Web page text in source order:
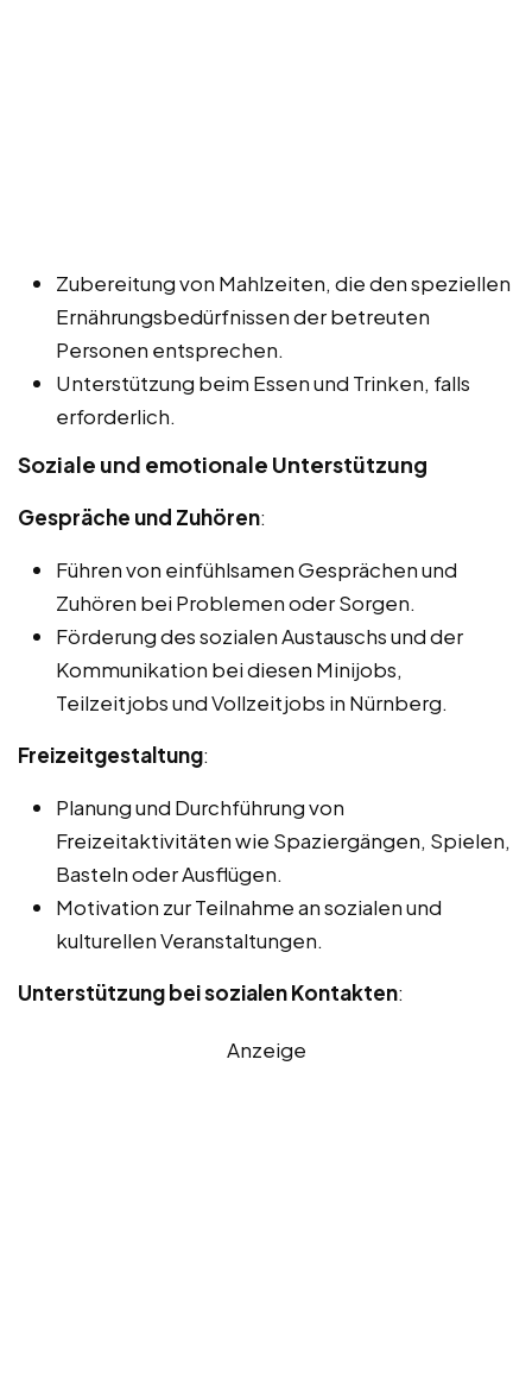
Zubereitung von Mahlzeiten, die den speziellen
Ernährungsbedürfnissen der betreuten
Personen entsprechen.
Unterstützung beim Essen und Trinken, falls
erforderlich.
Soziale und emotionale Unterstützung
Gespräche und Zuhören:
Führen von einfühlsamen Gesprächen und
Zuhören bei Problemen oder Sorgen.
Förderung des sozialen Austauschs und der
Kommunikation bei diesen Minijobs,
Teilzeitjobs und Vollzeitjobs in Nürnberg.
Freizeitgestaltung:
Planung und Durchführung von
Freizeitaktivitäten wie Spaziergängen, Spielen,
Basteln oder Ausflügen.
Motivation zur Teilnahme an sozialen und
kulturellen Veranstaltungen.
Unterstützung bei sozialen Kontakten:
Anzeige